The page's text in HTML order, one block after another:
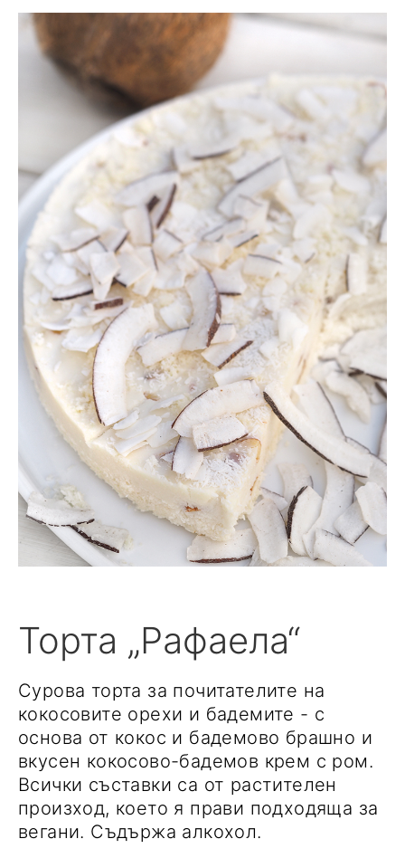
Торта „Рафаела“
Сурова торта за почитателите на
кокосовите орехи и бадемите - с
основа от кокос и бадемово брашно и
вкусен кокосово-бадемов крем с ром.
Всички съставки са от растителен
произход, което я прави подходяща за
вегани. Съдържа алкохол.